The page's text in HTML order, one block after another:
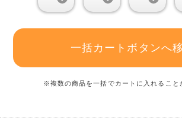
一括カートボタンへ
※複数の商品を一括でカートに入れること